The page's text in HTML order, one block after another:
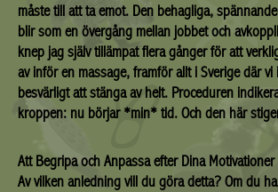
måste till att ta emot. Den behagliga,
blir som en övergång mellan jobbet och
knep jag själv tillämpat flera gånger för att
av inför en massage, framför allt i Sverige där vi
besvärligt att stänga av helt. Proceduren
kroppen: nu börjar *min* tid. Och den här
Att Begripa och Anpassa efter Dina Motivationer
Av vilken anledning vill du göra detta? Om du